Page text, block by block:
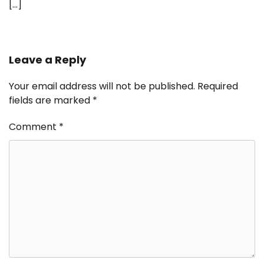
[…]
Leave a Reply
Your email address will not be published. Required
fields are marked *
Comment *